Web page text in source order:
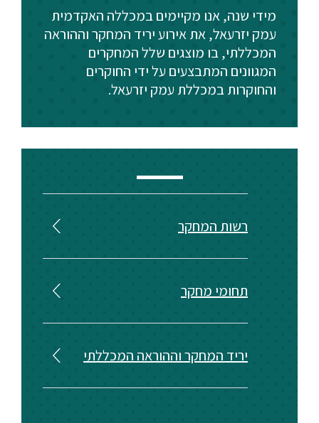
מידי שנה, אנו מקיימים במכללה האקדמית
עמק יזרעאל, את אירוע יריד המחקר וההוראה
המכללתי, בו מוצגים שלל המחקרים
המגוונים המתבצעים על ידי החוקרים
והחוקרות במכללת עמק יזרעאל.
רשות המחקר
תחומי מחקר
יריד המחקר וההוראה המכללתי